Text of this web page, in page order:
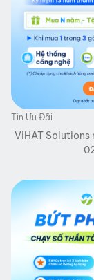
Tin Ưu Đãi
ViHAT